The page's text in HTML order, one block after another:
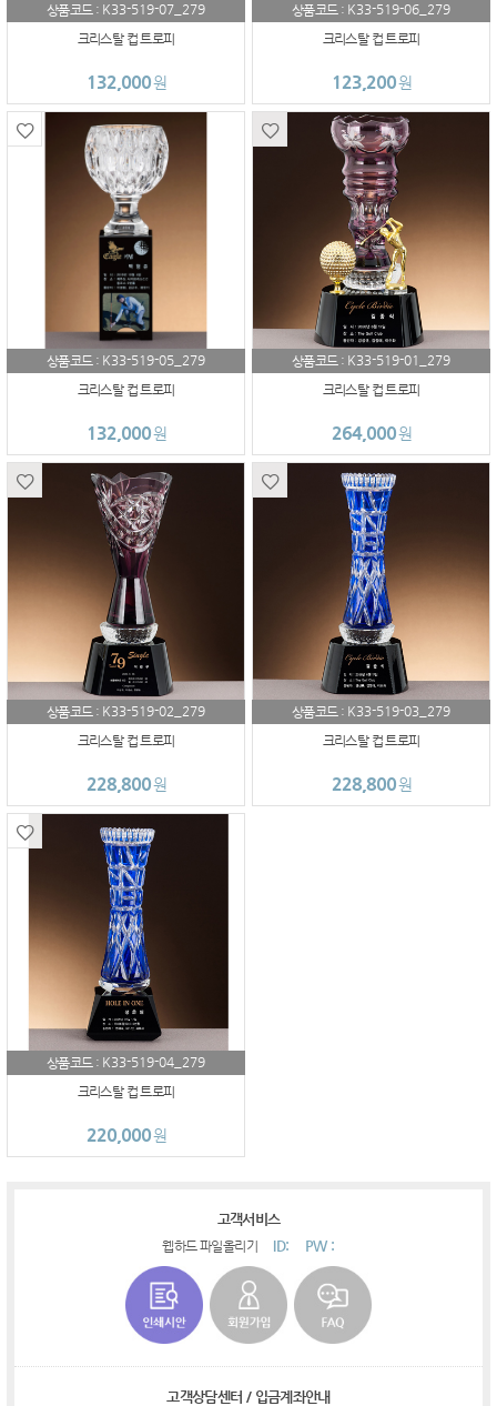
상품코드 : K33-519-07_279
크리스탈 컵 트로피
132,000원
상품코드 : K33-519-06_279
크리스탈 컵 트로피
123,200원
상품코드 : K33-519-05_279
크리스탈 컵 트로피
132,000원
상품코드 : K33-519-01_279
크리스탈 컵 트로피
264,000원
상품코드 : K33-519-02_279
크리스탈 컵 트로피
228,800원
상품코드 : K33-519-03_279
크리스탈 컵 트로피
228,800원
상품코드 : K33-519-04_279
크리스탈 컵 트로피
220,000원
고객서비스
웹하드 파일올리기 ID: PW :
고객상담센터 / 입금계좌안내